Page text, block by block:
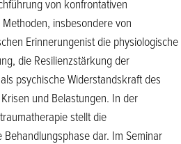
von konfrontativen
insbesondere von
Erinnerungenist die physiologische
die Resilienzstärkung der
psychische Widerstandskraft des
und Belastungen. In der
stellt die
dar. Im Seminar